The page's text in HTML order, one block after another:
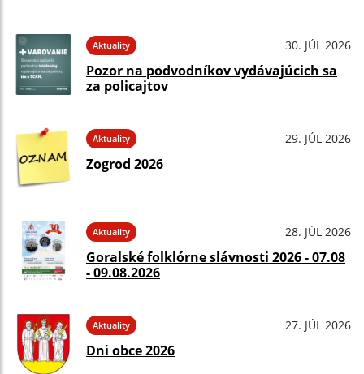
Aktuality 30. JÚL 2026
Pozor na podvodníkov vydávajúcich sa
za policajtov
Aktuality 29. JÚL 2026
Zogrod 2026
Aktuality 28. JÚL 2026
Goralské folklórne slávnosti 2026 - 07.08
- 09.08.2026
Aktuality 27. JÚL 2026
Dni obce 2026